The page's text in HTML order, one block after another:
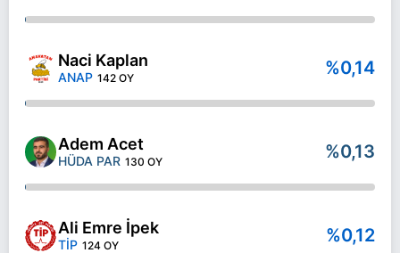
Naci Kaplan
ANAP 142 OY %0,14
Adem Acet
HÜDA PAR 130 OY %0,13
Ali Emre İpek
TİP 124 OY %0,12